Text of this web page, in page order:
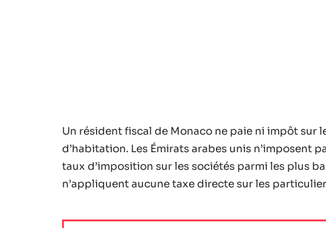
Un résident fiscal de Monaco ne paie ni impôt sur
d’habitation. Les Émirats arabes unis n’imposent
taux d’imposition sur les sociétés parmi les plus
n’appliquent aucune taxe directe sur les